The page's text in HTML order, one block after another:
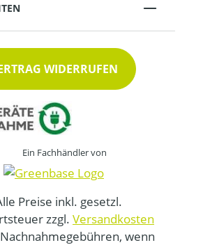
WIDERRUFEN
Ein Fachhändler von
Preise inkl. gesetzl.
zzgl. Versandkosten
wenn